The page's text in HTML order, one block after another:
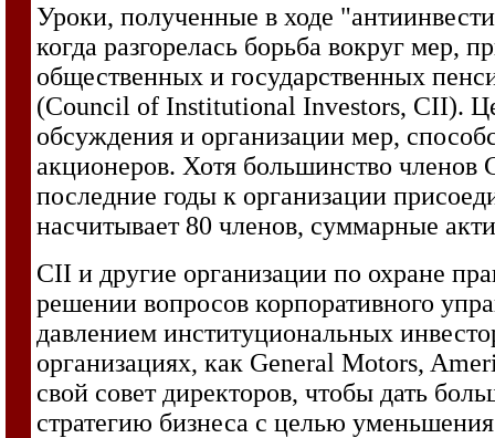
Уроки, полученные в ходе
когда разгорелась борьба вокруг
общественных и государственных
(Council of Institutional Investors, CII).
обсуждения и организации мер,
акционеров. Хотя большинство
последние годы к организации
насчитывает 80 членов, суммарные
CII и другие организации по охране
решении вопросов корпоративного
давлением институциональных
организациях, как General Motors,
свой совет директоров, чтобы дать
стратегию бизнеса с целью